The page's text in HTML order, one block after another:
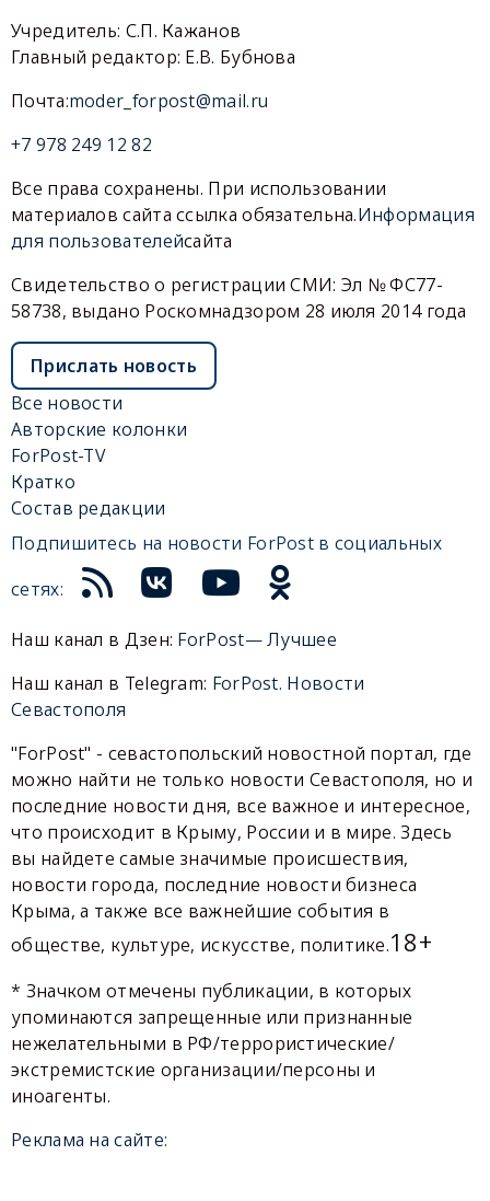
Учредитель: С.П. Кажанов
Главный редактор: Е.В. Бубнова
Почта:moder_forpost@mail.ru
+7 978 249 12 82
Все права сохранены. При использовании
материалов сайта ссылка обязательна.Информация
для пользователейсайта
Свидетельство о регистрации СМИ: Эл № ФС77-
58738, выдано Роскомнадзором 28 июля 2014 года
Прислать новость
Все новости
Авторские колонки
ForPost-TV
Кратко
Состав редакции
Подпишитесь на новости ForPost в социальных
сетях:
Наш канал в Дзен: ForPost— Лучшее
Наш канал в Telegram: ForPost. Новости
Севастополя
"ForPost" - севастопольский новостной портал, где
можно найти не только новости Севастополя, но и
последние новости дня, все важное и интересное,
что происходит в Крыму, России и в мире. Здесь
вы найдете самые значимые происшествия,
новости города, последние новости бизнеса
Крыма, а также все важнейшие события в
обществе, культуре, искусстве, политике.18+
* Значком отмечены публикации, в которых
упоминаются запрещенные или признанные
нежелательными в РФ/террористические/
экстремистские организации/персоны и
иноагенты.
Реклама на сайте: